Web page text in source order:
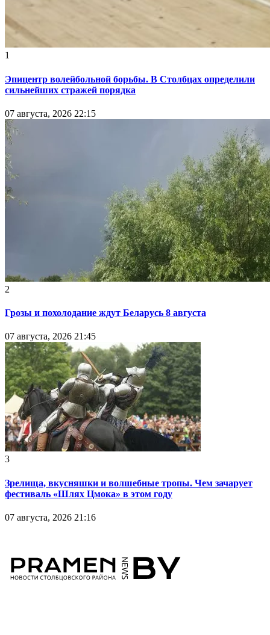
1
Эпицентр волейбольной борьбы. В Столбцах определили
сильнейших стражей порядка
07 августа, 2026 22:15
2
Грозы и похолодание ждут Беларусь 8 августа
07 августа, 2026 21:45
3
Зрелища, вкусняшки и волшебные тропы. Чем зачарует
фестиваль «Шлях Цмока» в этом году
07 августа, 2026 21:16